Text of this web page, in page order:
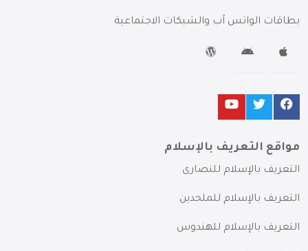
بطاقات الواتس آب والشبكات الاجتماعية
مواقع التعريف بالإسلام
التعريف بالإسلام للنصارى
التعريف بالإسلام للملحدين
التعريف بالإسلام للهندوس